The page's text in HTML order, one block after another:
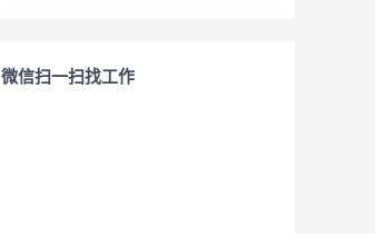
微信扫一扫找工作